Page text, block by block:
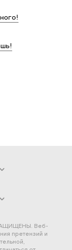
Веб-
претензий и